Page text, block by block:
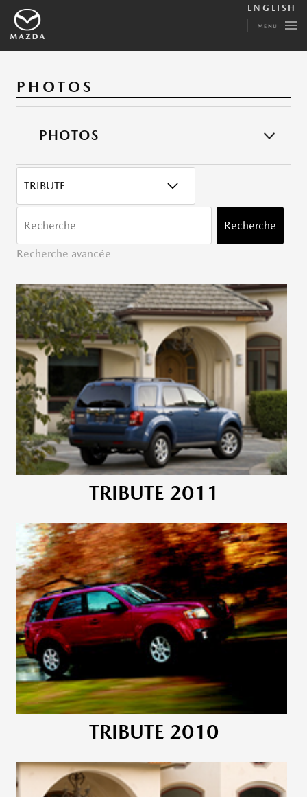
ENGLISH
MENU
PHOTOS
PHOTOS
CATÉGORY
Recherche
Recherche avancée
TRIBUTE 2011
TRIBUTE 2010